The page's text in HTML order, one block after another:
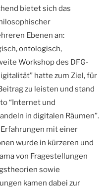
bietet sich das
Ebenen an:
ontologisch,
Workshop des DFG-
hatte zum Ziel, für
zu leisten und stand
“Internet und
in digitalen Räumen”.
mit einer
wurde in kürzeren und
von Fragestellungen
sowie
kamen dabei zur